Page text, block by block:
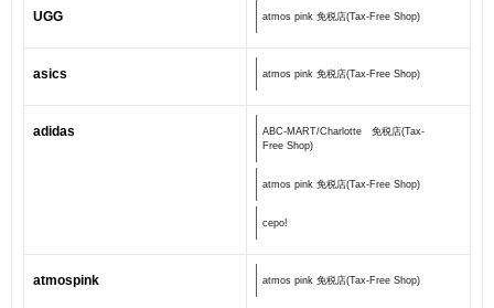
UGG atmos pink 免税店(Tax-Free Shop)
asics atmos pink 免税店(Tax-Free Shop)
adidas
ABC-MART/Charlotte 免税店(Tax-
Free Shop)
atmos pink 免税店(Tax-Free Shop)
cepo!
atmospink atmos pink 免税店(Tax-Free Shop)